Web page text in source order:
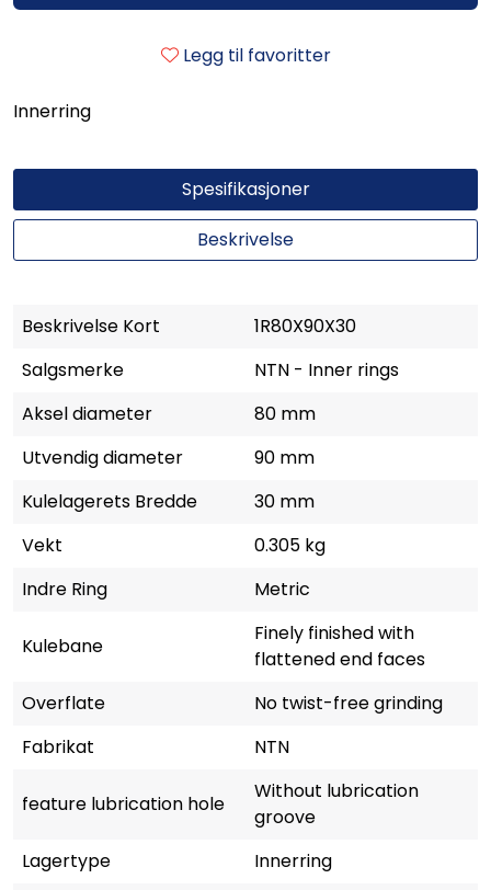
Legg til favoritter
Innerring
Spesifikasjoner
Beskrivelse
Beskrivelse Kort
1R80X90X30
Salgsmerke
NTN - Inner rings
Aksel diameter
80 mm
Utvendig diameter
90 mm
Kulelagerets Bredde
30 mm
Vekt
0.305 kg
Indre Ring
Metric
Kulebane
Finely finished with
flattened end faces
Overflate
No twist-free grinding
Fabrikat
NTN
feature lubrication hole
Without lubrication
groove
Lagertype
Innerring